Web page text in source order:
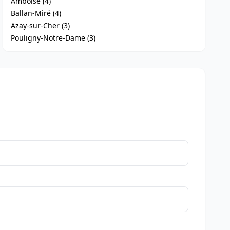
Ballan-Miré (4)
Azay-sur-Cher (3)
Pouligny-Notre-Dame (3)